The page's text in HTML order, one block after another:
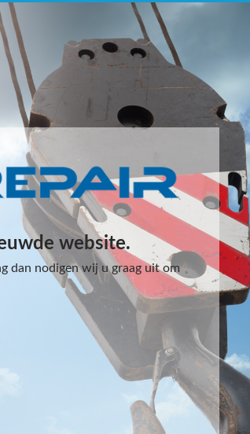
website.
dan nodigen wij u graag uit om